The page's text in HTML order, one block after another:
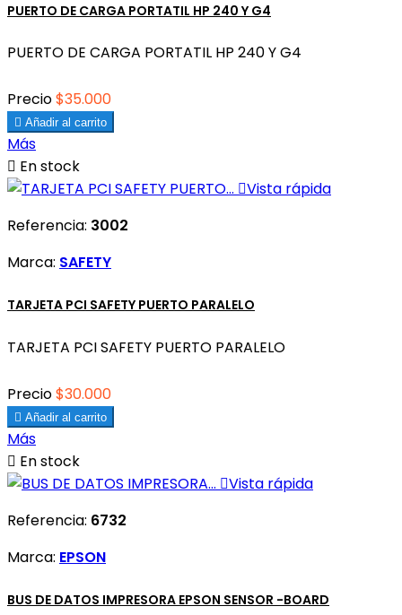
PUERTO DE CARGA PORTATIL HP 240 Y G4
PUERTO DE CARGA PORTATIL HP 240 Y G4
Precio$35.000
 Añadir al carrito
Más
 En stock
Vista rápida
Referencia: 3002
Marca: SAFETY
TARJETA PCI SAFETY PUERTO PARALELO
TARJETA PCI SAFETY PUERTO PARALELO
Precio$30.000
 Añadir al carrito
Más
 En stock
Vista rápida
Referencia: 6732
Marca: EPSON
BUS DE DATOS IMPRESORA EPSON SENSOR -BOARD